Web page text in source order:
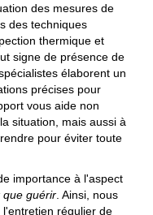
des mesures de
des techniques
thermique et
signe de présence de
élaborent un
précises pour
vous aide non
situation, mais aussi à
pour éviter toute
importance à l'aspect
que guérir. Ainsi, nous
régulier de